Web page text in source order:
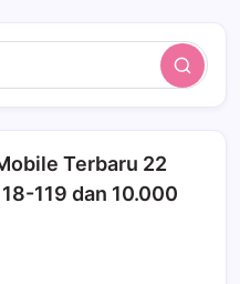
Search
Terbaru 22
119 dan 10.000